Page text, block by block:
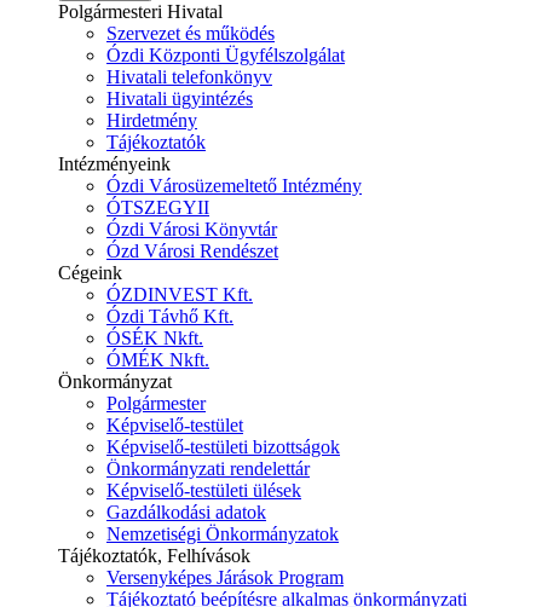
Polgármesteri Hivatal
Szervezet és működés
Ózdi Központi Ügyfélszolgálat
Hivatali telefonkönyv
Hivatali ügyintézés
Hirdetmény
Tájékoztatók
Intézményeink
Ózdi Városüzemeltető Intézmény
ÓTSZEGYII
Ózdi Városi Könyvtár
Ózd Városi Rendészet
Cégeink
ÓZDINVEST Kft.
Ózdi Távhő Kft.
ÓSÉK Nkft.
ÓMÉK Nkft.
Önkormányzat
Polgármester
Képviselő-testület
Képviselő-testületi bizottságok
Önkormányzati rendelettár
Képviselő-testületi ülések
Gazdálkodási adatok
Nemzetiségi Önkormányzatok
Tájékoztatók, Felhívások
Versenyképes Járások Program
Tájékoztató beépítésre alkalmas önkormányzati